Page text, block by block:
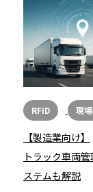
RFID 現
【製造業向け】
トラック車両
ステムも解説